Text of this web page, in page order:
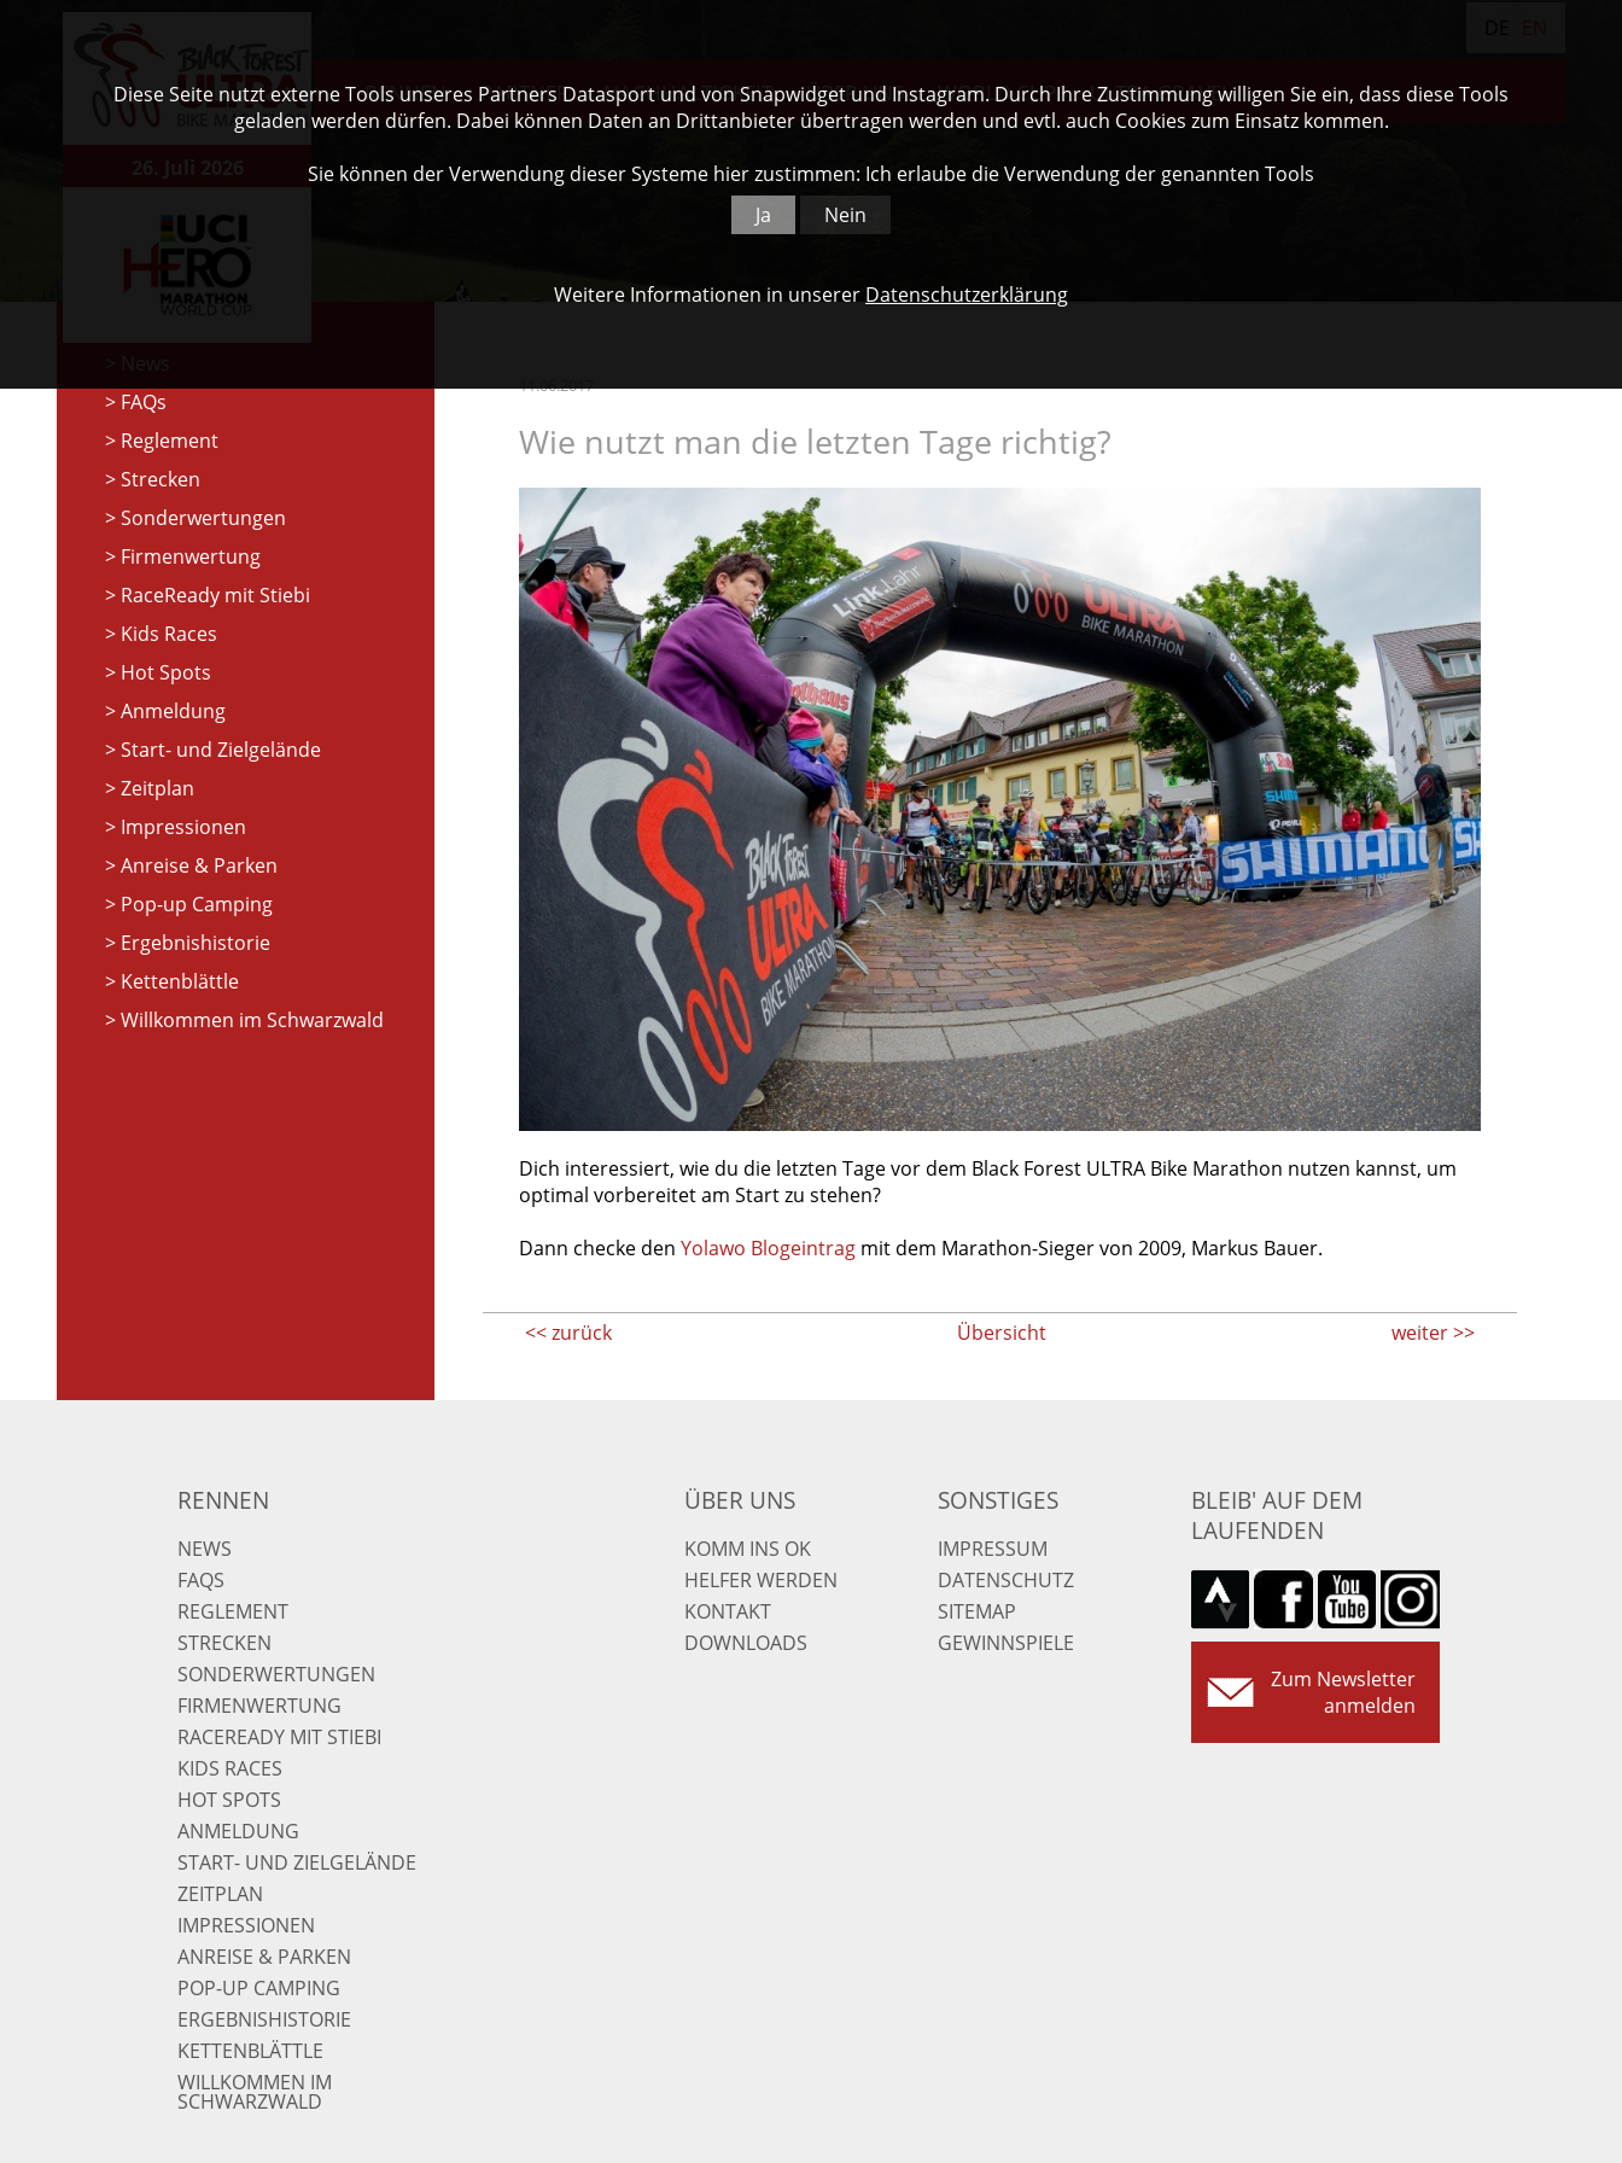
RENNEN PARTNER NACHHALTIGKEIT ÜBER UNS WORLD CUP ULTRA GRAVEL
FAQs
Reglement
Strecken
Sonderwertungen
Firmenwertung
RaceReady mit Stiebi
Kids Races
Hot Spots
Anmeldung
Start- und Zielgelände
Zeitplan
Impressionen
Anreise & Parken
Pop-up Camping
Ergebnishistorie
Kettenblättle
Willkommen im Schwarzwald
11.06.2017
Wie nutzt man die letzten Tage richtig?
Dich interessiert, wie du die letzten Tage vor dem Black Forest ULTRA Bike Marathon nutzen kannst, um
optimal vorbereitet am Start zu stehen?
Dann checke den Yolawo Blogeintragmit dem Marathon-Sieger von 2009, Markus Bauer.
<< zurück weiter >>
Übersicht
RENNEN
NEWS
FAQS
REGLEMENT
STRECKEN
SONDERWERTUNGEN
FIRMENWERTUNG
RACEREADY MIT STIEBI
KIDS RACES
HOT SPOTS
ANMELDUNG
START- UND ZIELGELÄNDE
ZEITPLAN
IMPRESSIONEN
ANREISE & PARKEN
POP-UP CAMPING
ERGEBNISHISTORIE
KETTENBLÄTTLE
WILLKOMMEN IM
SCHWARZWALD
ÜBER UNS
KOMM INS OK
HELFER WERDEN
KONTAKT
DOWNLOADS
SONSTIGES
IMPRESSUM
DATENSCHUTZ
SITEMAP
GEWINNSPIELE
BLEIB' AUF DEM
LAUFENDEN
Zum Newsletter
anmelden
Diese Seite nutzt externe Tools unseres Partners Datasport und von Snapwidget und Instagram. Durch Ihre Zustimmung willigen Sie ein, dass diese Tools
geladen werden dürfen. Dabei können Daten an Drittanbieter übertragen werden und evtl. auch Cookies zum Einsatz kommen.
Sie können der Verwendung dieser Systeme hier zustimmen: Ich erlaube die Verwendung der genannten Tools
Ja
Nein
Weitere Informationen in unserer Datenschutzerklärung